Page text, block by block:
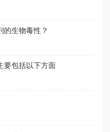
的生物毒性？
要包括以下方面